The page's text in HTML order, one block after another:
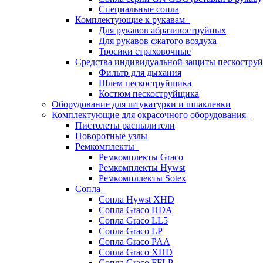
Специальные сопла
Комплектующие к рукавам
Для рукавов абразивоструйных
Для рукавов сжатого воздуха
Тросики страховочные
Средства индивидуальной защиты
Фильтр для дыхания
Шлем пескоструйщика
Костюм пескоструйщика
Оборудование для штукатурки и шпаклевки
Комплектующие для окрасочного оборудования
Пистолеты распылители
Поворотные узлы
Ремкомплекты
Ремкомплекты Graco
Ремкомплекты Hywst
Ремкомпллекты Sotex
Сопла
Сопла Hywst XHD
Сопла Graco HDA
Сопла Graco LL5
Сопла Graco LP
Сопла Graco PAA
Сопла Graco XHD